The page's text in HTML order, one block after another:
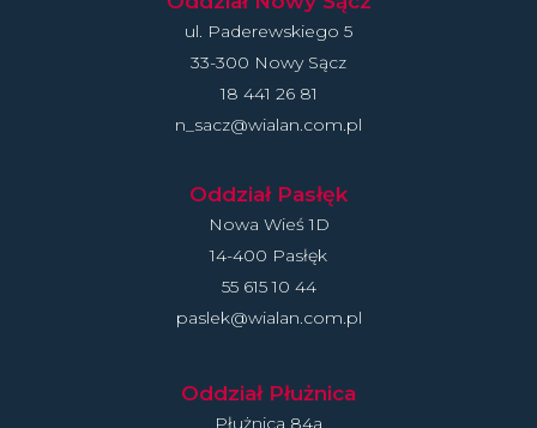
ul. Paderewskiego 5
33-300 Nowy Sącz
18 441 26 81
n_sacz@wialan.com.pl
Oddział Pasłęk
Nowa Wieś 1D
14-400 Pasłęk
55 615 10 44
paslek@wialan.com.pl
Oddział Płużnica
Płużnica 84a